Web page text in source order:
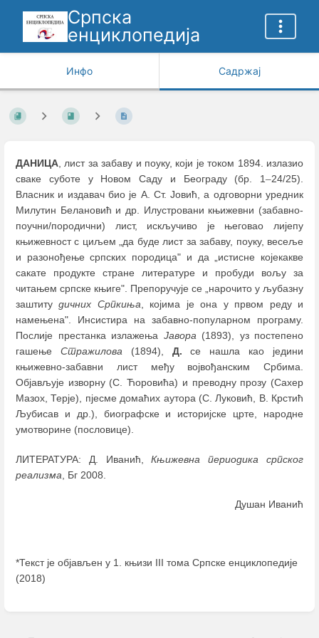
Српска
енциклопедија
Инфо Садржај
ДАНИЦА, лист за забаву и поуку, који је током 1894. излазио
сваке суботе у Новом Саду и Београду (бр. 1–24/25).
Власник и издавач био је А. Ст. Јовић, а одговорни уредник
Милутин Белановић и др. Илустровани књижевни (забавно-
поучни/породични) лист, искључиво је његовао лијепу
књижевност с циљем „да буде лист за забаву, поуку, весеље
и разонођење српских породица" и да „истисне којекакве
сакате продукте стране литературе и пробуди вољу за
читањем српске књиге". Препоручује се „нарочито у љубазну
заштитудичних Српкиња, којима је она у првом реду и
намењена". Инсистира на забавно-популарном програму.
Послије престанка излажења Јавора(1893), уз постепено
гашење Стражилова(1894), Д. се нашла као једини
књижевно-забавни лист међу војвођанским Србима.
Објављује изворну (С. Ћоровића) и преводну прозу (Сахер
Мазох, Терје), пјесме домаћих аутора (С. Луковић, В. Крстић
Љубисав и др.), биографске и историјске црте, народне
умотворине (пословице).
ЛИТЕРАТУРА: Д. Иванић,Књижевна периодика српског
реализма , Бг 2008.
Душан Иванић
*Текст је објављен у 1. књизи III тома Српске енциклопедије
(2018)